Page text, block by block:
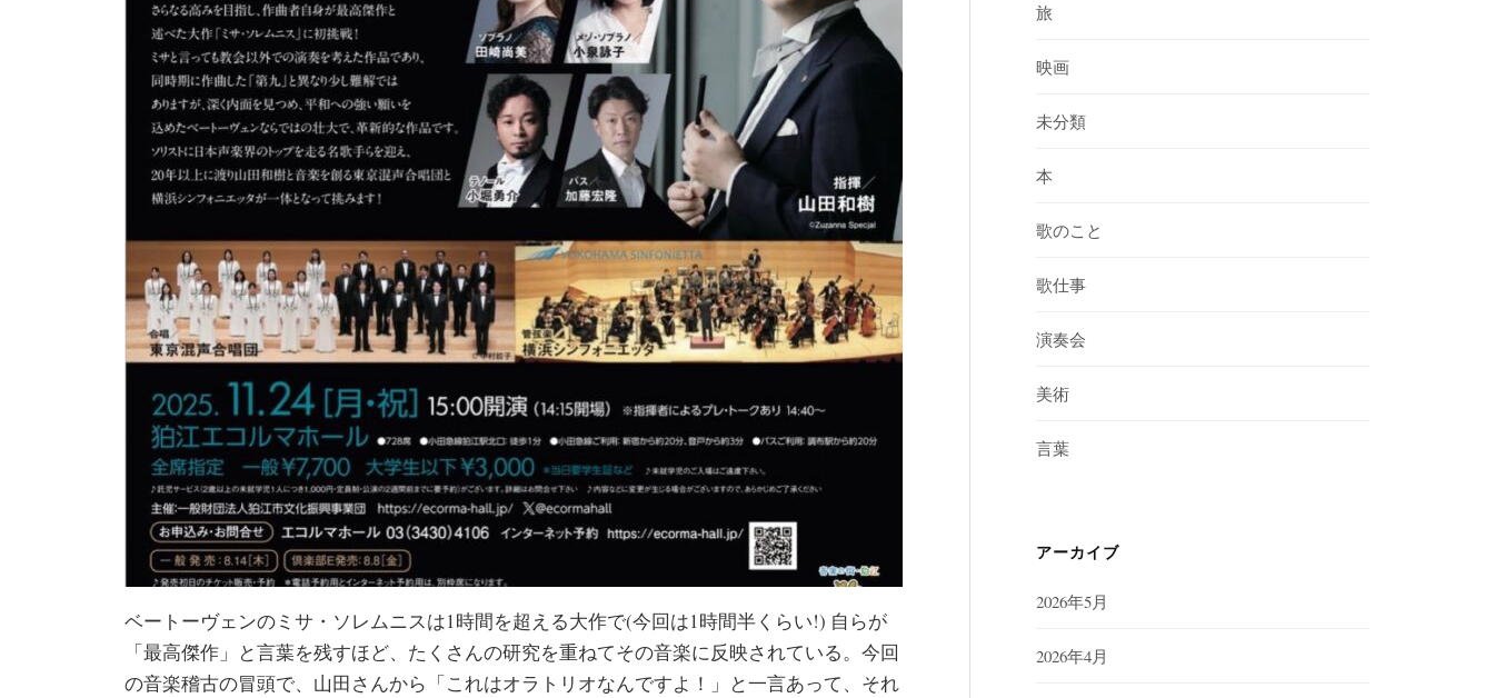
ベートーヴェンのミサ・ソレムニスは1時間を超える大作で(今回は1時間半くらい!) 自らが
「最高傑作」と言葉を残すほど、たくさんの研究を重ねてその音楽に反映されている。今回
の音楽稽古の冒頭で、山田さんから「これはオラトリオなんですよ！」と一言あって、それ
旅
映画
未分類
本
歌のこと
歌仕事
演奏会
美術
言葉
アーカイブ
2026年5月
2026年4月